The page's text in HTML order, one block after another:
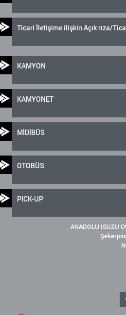
Ticari İletişime ilişkin Açık rıza/
KAMYON
KAMYONET
MİDİBÜS
OTOBÜS
PICK-UP
ANADOLU ISUZU